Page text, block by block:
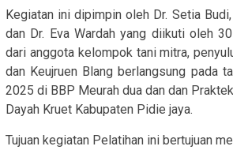
Kegiatan ini dipimpin oleh Dr. Setia
dan Dr. Eva Wardah yang diikuti oleh
dari anggota kelompok tani mitra,
dan Keujruen Blang berlangsung pada
2025 di BBP Meurah dua dan dan
Dayah Kruet Kabupaten Pidie jaya.
Tujuan kegiatan Pelatihan ini bertujuan